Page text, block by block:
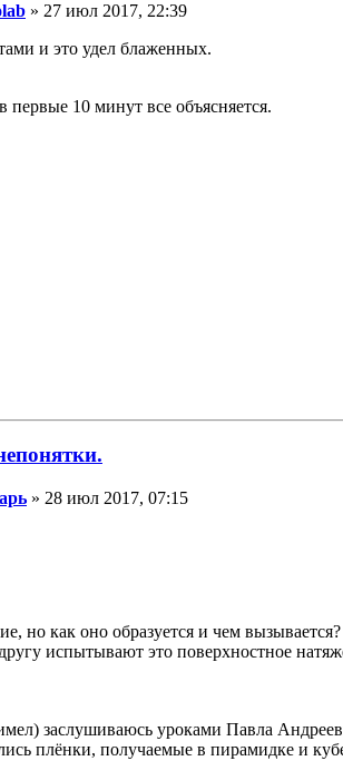
» 27 июл 2017, 22:39
и это удел блаженных.
в первые 10 минут все объясняется.
» 28 июл 2017, 07:15
но как оно образуется и чем
испытывают это поверхностное
заслушиваюсь уроками Павла
плёнки, получаемые в пирамидке и